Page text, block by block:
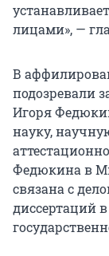
лицами», —
В
подозревали
Игоря
науку,
Федюкина в
связана с
диссертаций